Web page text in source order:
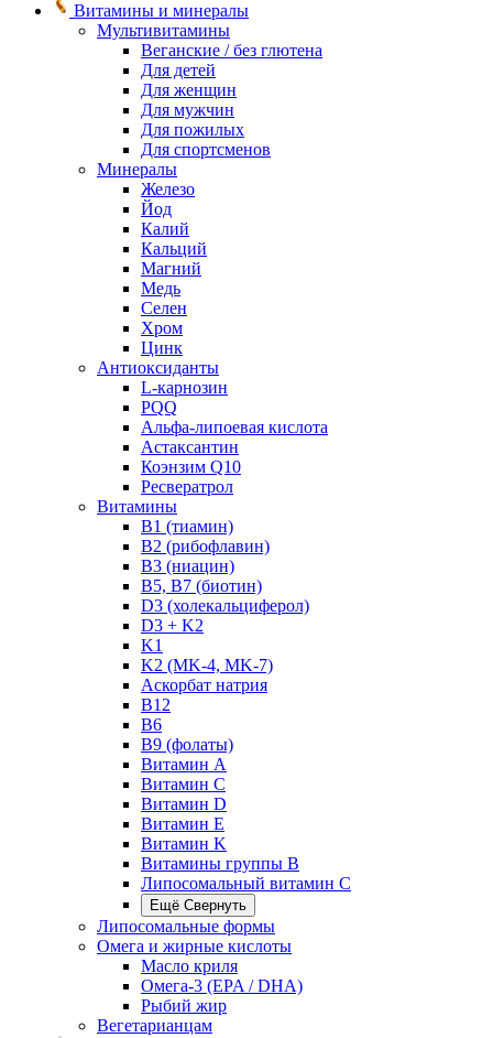
Витамины и минералы
Мультивитамины
Веганские / без глютена
Для детей
Для женщин
Для мужчин
Для пожилых
Для спортсменов
Минералы
Железо
Йод
Калий
Кальций
Магний
Медь
Селен
Хром
Цинк
Антиоксиданты
L-карнозин
PQQ
Альфа-липоевая кислота
Астаксантин
Коэнзим Q10
Ресвератрол
Витамины
B1 (тиамин)
B2 (рибофлавин)
B3 (ниацин)
B5, B7 (биотин)
D3 (холекальциферол)
D3 + K2
K1
K2 (MK-4, MK-7)
Аскорбат натрия
В12
В6
В9 (фолаты)
Витамин A
Витамин C
Витамин D
Витамин E
Витамин K
Витамины группы B
Липосомальный витамин C
Ещё Свернуть
Липосомальные формы
Омега и жирные кислоты
Масло криля
Омега-3 (EPA / DHA)
Рыбий жир
Вегетарианцам